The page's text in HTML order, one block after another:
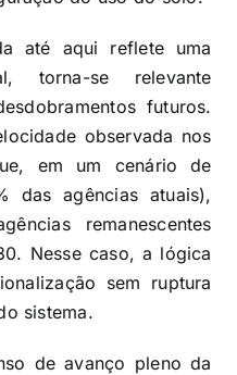
até aqui reflete uma
torna-se relevante
futuros.
observada nos
em um cenário de
das agências atuais),
remanescentes
Nesse caso, a lógica
sem ruptura
sistema.
de avanço pleno da